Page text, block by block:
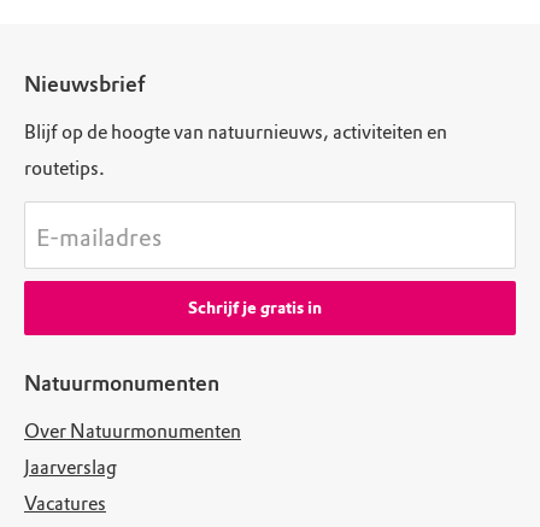
Natuurmonumenten
Over Natuurmonumenten
Jaarverslag
Vacatures
Nieuwsbrief
Blijf op de hoogte van natuurnieuws, activiteiten en
routetips.
E-mailadres
Schrijf je gratis in